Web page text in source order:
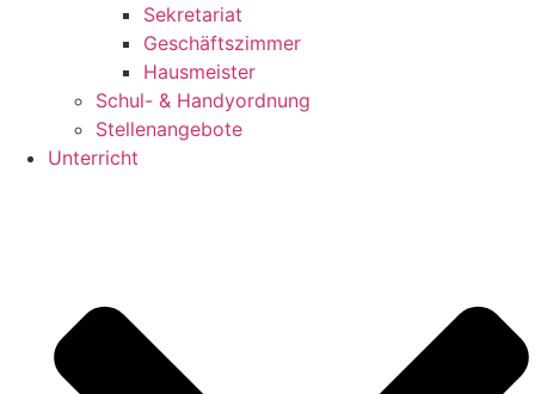
Sekretariat
Geschäftszimmer
Hausmeister
Schul- & Handyordnung
Stellenangebote
Unterricht